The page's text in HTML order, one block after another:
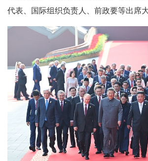
代表、国际组织负责人、前政要等出席大